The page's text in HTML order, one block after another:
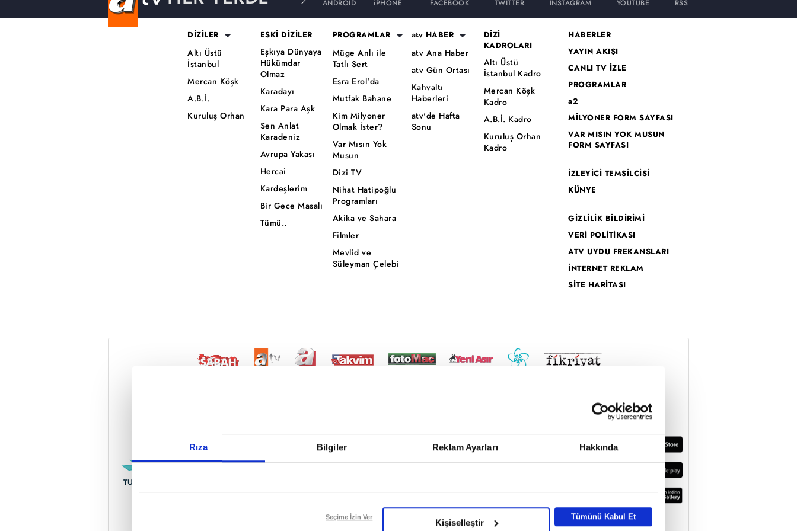
Rıza Bilgiler Reklam Ayarları Hakkında
Reddet
Seçime İzin Ver
Kişiselleştir
Tümünü Kabul Et
ANDROID iPHONE FACEBOOK TWITTER INSTAGRAM YOUTUBE RSS
DİZİLER
Altı Üstü
İstanbul
Mercan Köşk
A.B.İ.
Kuruluş Orhan
ESKİ DİZİLER
Eşkıya Dünyaya
Hükümdar
Olmaz
Karadayı
Kara Para Aşk
Sen Anlat
Karadeniz
Avrupa Yakası
Hercai
Kardeşlerim
Bir Gece Masalı
Tümü..
PROGRAMLAR
Müge Anlı ile
Tatlı Sert
Esra Erol'da
Mutfak Bahane
Kim Milyoner
Olmak İster?
Var Mısın Yok
Musun
Dizi TV
Nihat Hatipoğlu
Programları
Akika ve Sahara
Filmler
Mevlid ve
Süleyman Çelebi
atv HABER
atv Ana Haber
atv Gün Ortası
Kahvaltı
Haberleri
atv'de Hafta
Sonu
DİZİ
KADROLARI
Altı Üstü
İstanbul Kadro
Mercan Köşk
Kadro
A.B.İ. Kadro
Kuruluş Orhan
Kadro
HABERLER
YAYIN AKIŞI
CANLI TV İZLE
PROGRAMLAR
a2
MİLYONER FORM SAYFASI
VAR MISIN YOK MUSUN
FORM SAYFASI
İZLEYİCİ TEMSİLCİSİ
KÜNYE
GİZLİLİK BİLDİRİMİ
VERİ POLİTİKASI
ATV UYDU FREKANSLARI
İNTERNET REKLAM
SİTE HARİTASI